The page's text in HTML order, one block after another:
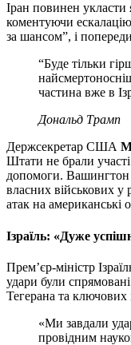
Іран повинен укласти
коментуючи
за шансом”, і
“Буде тільки
частина вже в
Дональд Трамп
Держсекретар США
Штати не брали участі
допомоги. Вашингтон
власних військових у
атак на американські
Ізраїль: «Дуже
Прем’єр-міністр
удари були
Тегерана та ключових
«Ми завдали
провідним